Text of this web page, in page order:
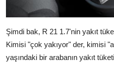
Şimdi bak, R 21 1.7'nin yakıt
Kimisi "çok yakıyor" der, kimisi
yaşındaki bir arabanın yakıt